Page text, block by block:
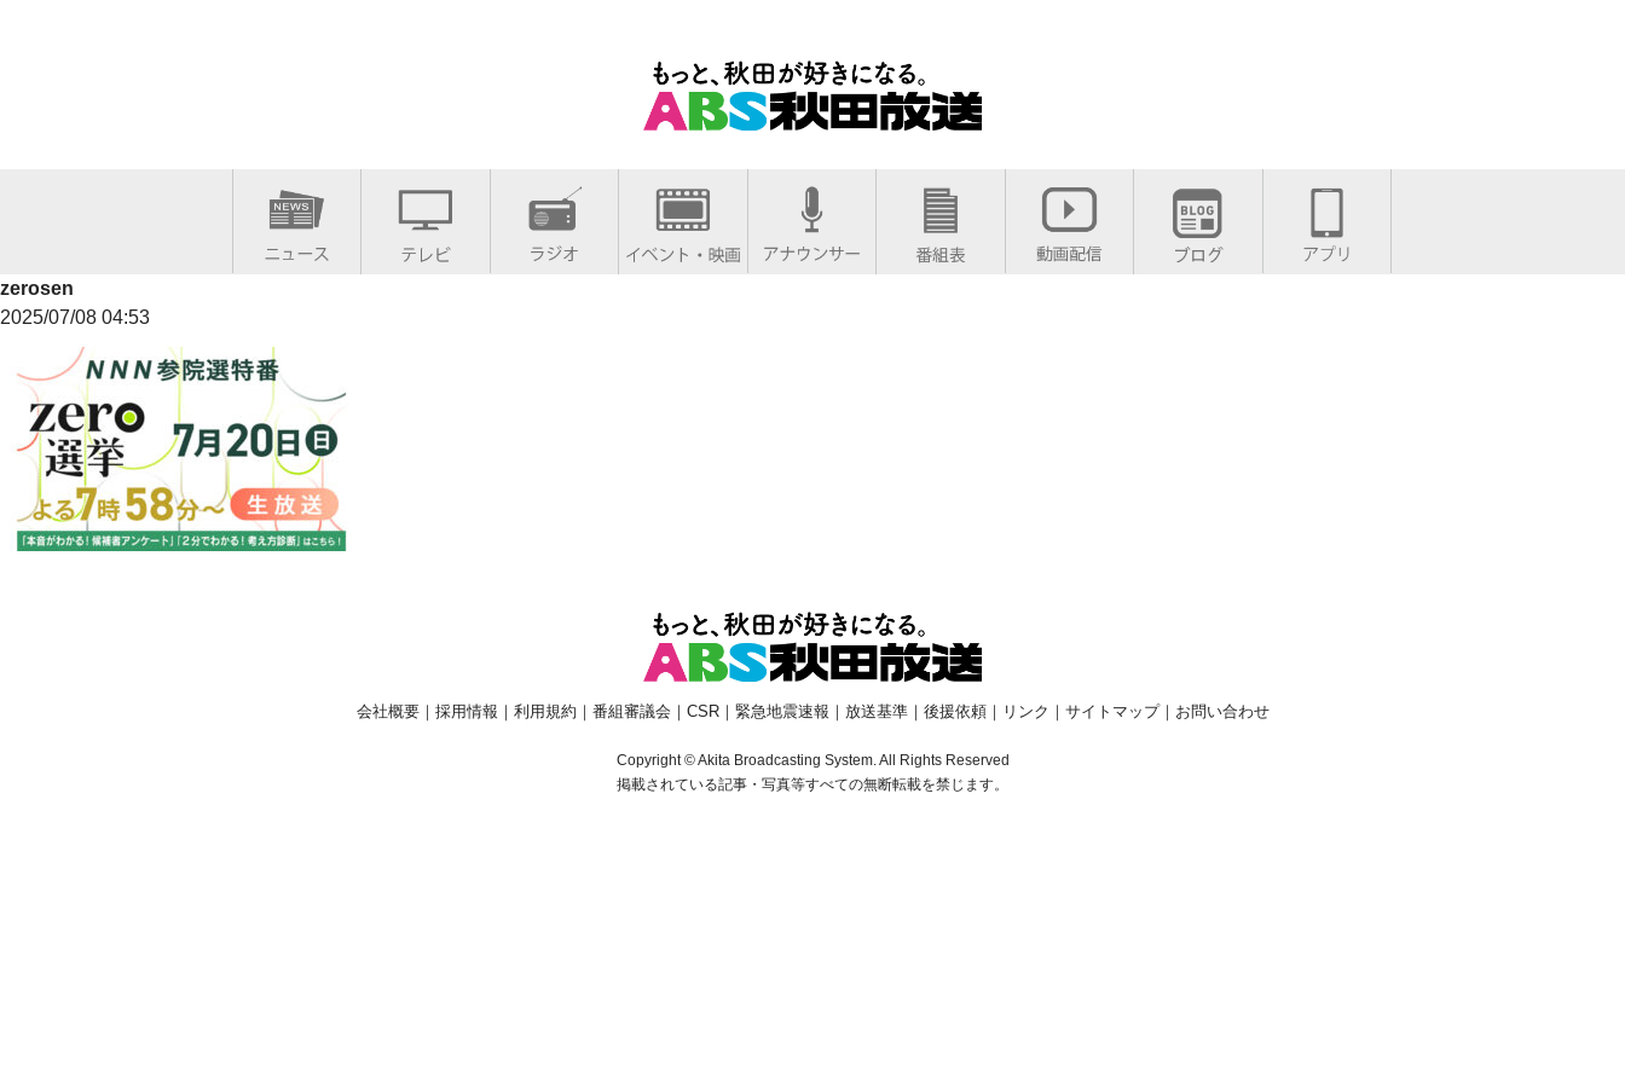
zerosen
2025/07/08 04:53
会社概要｜ 採用情報 ｜ 利用規約 ｜ 番組審議会 ｜ CSR｜ 緊急地震速報 ｜ 放送基準｜ 後援依頼｜ リンク ｜ サイトマップ｜ お問い合わせ
Copyright © Akita Broadcasting System. All Rights Reserved
掲載されている記事・写真等すべての無断転載を禁じます。